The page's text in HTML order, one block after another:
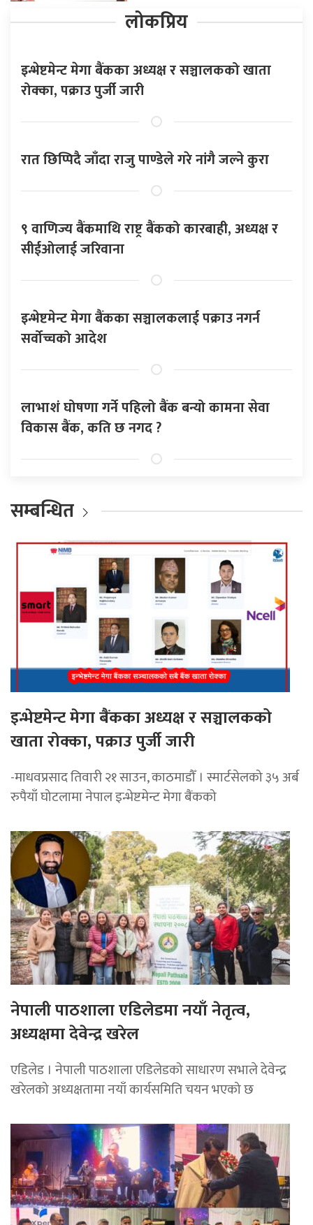
लोकप्रिय
इन्भेष्टमेन्ट मेगा बैंकका अध्यक्ष र सञ्चालकको खाता
रोक्का, पक्राउ पुर्जी जारी
रात छिप्पिदै जाँदा राजु पाण्डेले गरे नांगै जल्ने कुरा
९ वाणिज्य बैंकमाथि राष्ट्र बैंकको कारबाही, अध्यक्ष र
सीईओलाई जरिवाना
इन्भेष्टमेन्ट मेगा बैंकका सञ्चालकलाई पक्राउ नगर्न
सर्वोच्चको आदेश
लाभाशं घोषणा गर्ने पहिलो बैंक बन्यो कामना सेवा
विकास बैंक, कति छ नगद ?
सम्बन्धित
इन्भेष्टमेन्ट मेगा बैंकका अध्यक्ष र सञ्चालकको
खाता रोक्का, पक्राउ पुर्जी जारी
-माधवप्रसाद तिवारी २१ साउन, काठमाडौँ । स्मार्टसेलको ३५ अर्ब
रुपैयाँ घोटलामा नेपाल इन्भेष्टमेन्ट मेगा बैंकको
नेपाली पाठशाला एडिलेडमा नयाँ नेतृत्व,
अध्यक्षमा देवेन्द्र खरेल
एडिलेड । नेपाली पाठशाला एडिलेडको साधारण सभाले देवेन्द्र
खरेलको अध्यक्षतामा नयाँ कार्यसमिति चयन भएको छ